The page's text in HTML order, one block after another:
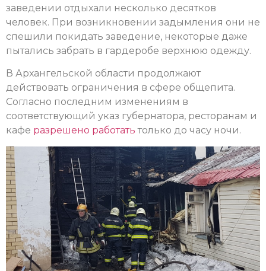
заведении отдыхали несколько десятков
человек. При возникновении задымления они не
спешили покидать заведение, некоторые даже
пытались забрать в гардеробе верхнюю одежду.
В Архангельской области продолжают
действовать ограничения в сфере общепита.
Согласно последним изменениям в
соответствующий указ губернатора, ресторанам и
кафе разрешено работать только до часу ночи.